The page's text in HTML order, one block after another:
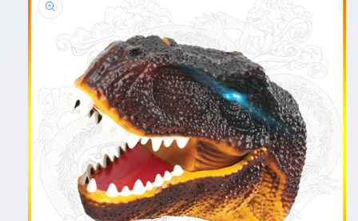
información
del producto